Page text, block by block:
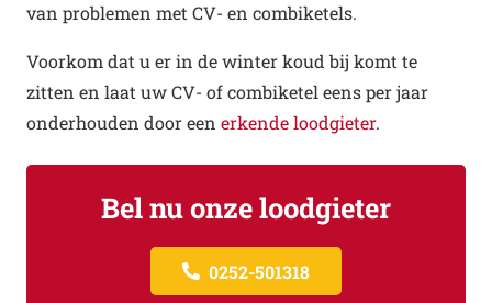
van problemen met CV- en combiketels.
Voorkom dat u er in de winter koud bij komt te
zitten en laat uw CV- of combiketel eens per jaar
onderhouden door een erkende loodgieter.
Bel nu onze loodgieter
0252-501318